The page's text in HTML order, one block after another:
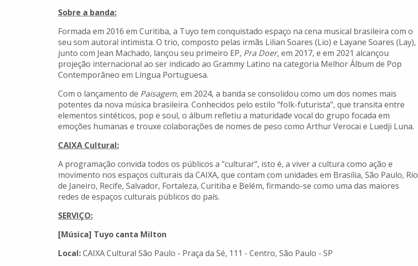
Sobre a banda:
Formada em 2016 em Curitiba, a Tuyo tem conquistado espaço na cena musical brasileira com o
seu som autoral intimista. O trio, composto pelas irmãs Lilian Soares (Lio) e Layane Soares (Lay),
junto com Jean Machado, lançou seu primeiro EP, Pra Doer, em 2017, e em 2021 alcançou
projeção internacional ao ser indicado ao Grammy Latino na categoria Melhor Álbum de Pop
Contemporâneo em Língua Portuguesa.
Com o lançamento de Paisagem, em 2024, a banda se consolidou como um dos nomes mais
potentes da nova música brasileira. Conhecidos pelo estilo "folk-futurista", que transita entre
elementos sintéticos, pop e soul, o álbum refletiu a maturidade vocal do grupo focada em
emoções humanas e trouxe colaborações de nomes de peso como Arthur Verocai e Luedji Luna.
CAIXA Cultural:
A programação convida todos os públicos a "culturar", isto é, a viver a cultura como ação e
movimento nos espaços culturais da CAIXA, que contam com unidades em Brasília, São Paulo, Rio
de Janeiro, Recife, Salvador, Fortaleza, Curitiba e Belém, firmando-se como uma das maiores
redes de espaços culturais públicos do país.
SERVIÇO:
[Música] Tuyo canta Milton
Local:CAIXA Cultural São Paulo - Praça da Sé, 111 - Centro, São Paulo - SP